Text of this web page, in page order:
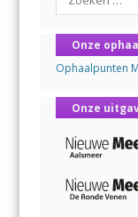
Onze
Ophaalpunten
Onze